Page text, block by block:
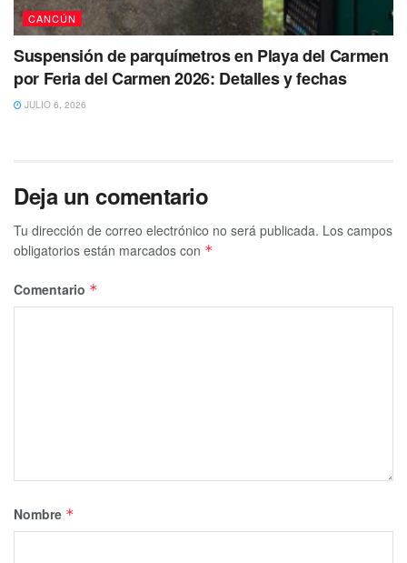
CANCÚN
Suspensión de parquímetros en Playa del Carmen
por Feria del Carmen 2026: Detalles y fechas
JULIO 6, 2026
Deja un comentario
Tu dirección de correo electrónico no será publicada. Los campos
obligatorios están marcados con *
Comentario *
Nombre *